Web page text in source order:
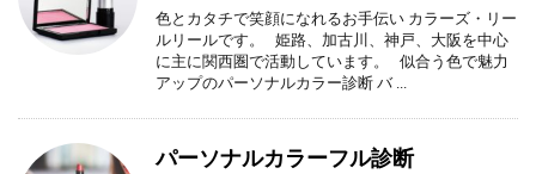
色とカタチで笑顔になれるお手伝い カラーズ・リー
ルリールです。 姫路、加古川、神戸、大阪を中心
に主に関西圏で活動しています。 似合う色で魅力
アップのパーソナルカラー診断 バ ...
パーソナルカラーフル診断